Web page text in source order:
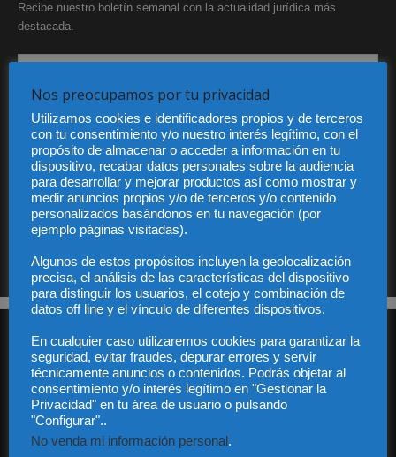
Recibe nuestro boletín semanal con la actualidad jurídica más
destacada.
He leído y acepto la Política de privacidad
Sus datos serán incorporados a un fichero automatizado con el objeto exclusivo de dar
S.L. y no será cedido a un tercero en ningún caso.
Quiénes somos
Nos preocupamos por tu privacidad
Utilizamos cookies e identificadores propios y de terceros
con tu consentimiento y/o nuestro interés legítimo, con el
propósito de almacenar o acceder a información en tu
dispositivo, recabar datos personales sobre la audiencia
para desarrollar y mejorar productos así como mostrar y
medir anuncios propios y/o de terceros y/o contenido
personalizados basándonos en tu navegación (por
ejemplo páginas visitadas).
Algunos de estos propósitos incluyen la geolocalización
precisa, el análisis de las características del dispositivo
para distinguir los usuarios, el cotejo y combinación de
datos off line y el vínculo de diferentes dispositivos.
En cualquier caso utilizaremos cookies para garantizar la
seguridad, evitar fraudes, depurar errores y servir
técnicamente anuncios o contenidos. Podrás objetar al
consentimiento y/o interés legítimo en "Gestionar la
Privacidad" en tu área de usuario o pulsando
"Configurar"..
No venda mi información personal .